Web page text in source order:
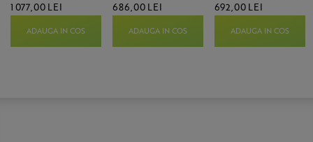
1 077,00 LEI
ADAUGA IN COS
686,00 LEI
ADAUGA IN COS
692,00 LEI
ADAUGA IN COS